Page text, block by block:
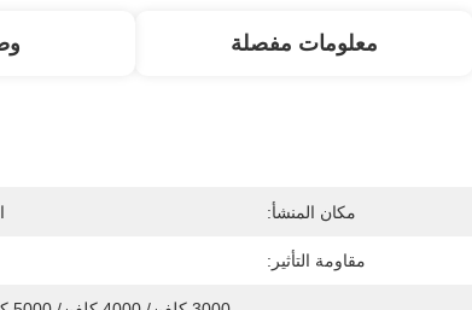
معلومات مفصلة
مكان المنشأ:
مقاومة التأثير: